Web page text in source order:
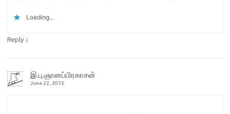
Loading...
Reply ↓
இ.பு.ஞானப்பிரகாசன்
June 22, 2015